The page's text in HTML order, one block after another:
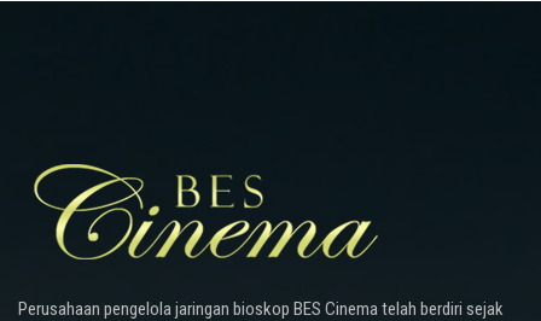
Perusahaan pengelola jaringan bioskop BES Cinema telah berdiri sejak